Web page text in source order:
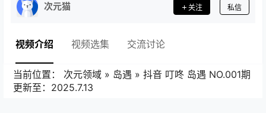
次元猫 关注 私信
视频介绍 视频选集 交流讨论
当前位置： 次元领域 » 岛遇 » 抖音 叮咚 岛遇 NO.001期
更新至：2025.7.13